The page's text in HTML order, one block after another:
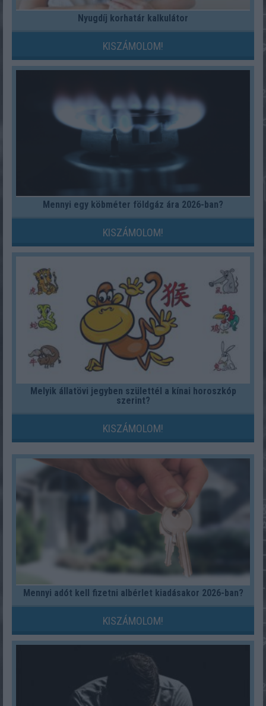
Nyugdíj korhatár kalkulátor
KISZÁMOLOM!
Mennyi egy köbméter földgáz ára 2026-ban?
KISZÁMOLOM!
Melyik állatövi jegyben születtél a kínai horoszkóp
szerint?
KISZÁMOLOM!
Mennyi adót kell fizetni albérlet kiadásakor 2026-ban?
KISZÁMOLOM!